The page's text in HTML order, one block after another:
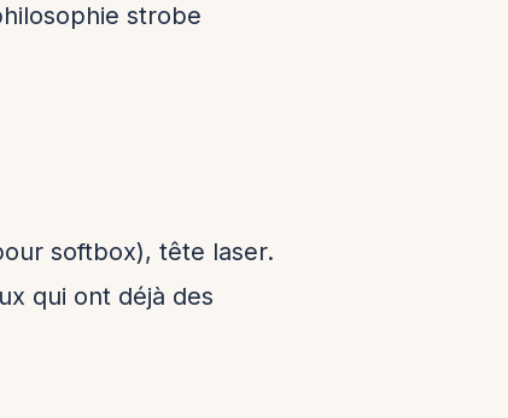
strobe
softbox), tête laser.
qui ont déjà des